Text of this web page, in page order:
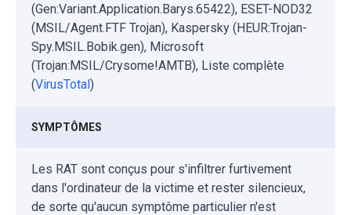
(Gen:Variant.Application.Barys.65422), ESET-NOD32
(MSIL/Agent.FTF Trojan), Kaspersky (HEUR:Trojan-
Spy.MSIL.Bobik.gen), Microsoft
(Trojan:MSIL/Crysome!AMTB), Liste complète
(VirusTotal)
SYMPTÔMES
Les RAT sont conçus pour s'infiltrer furtivement
dans l'ordinateur de la victime et rester silencieux,
de sorte qu'aucun symptôme particulier n'est